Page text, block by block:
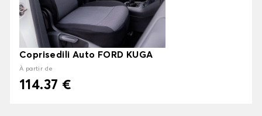
Coprisedili Auto FORD KUGA
À partir de
114.37 €